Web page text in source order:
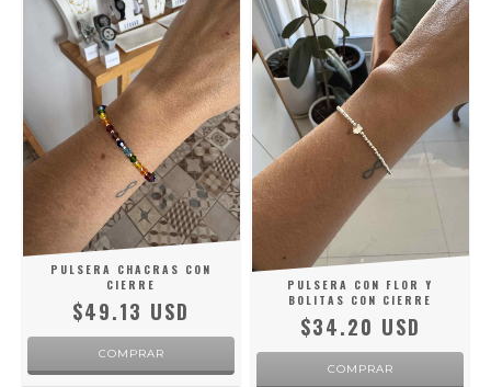
PULSERA CHACRAS CON
CIERRE
$49.13 USD
PULSERA CON FLOR Y
BOLITAS CON CIERRE
$34.20 USD